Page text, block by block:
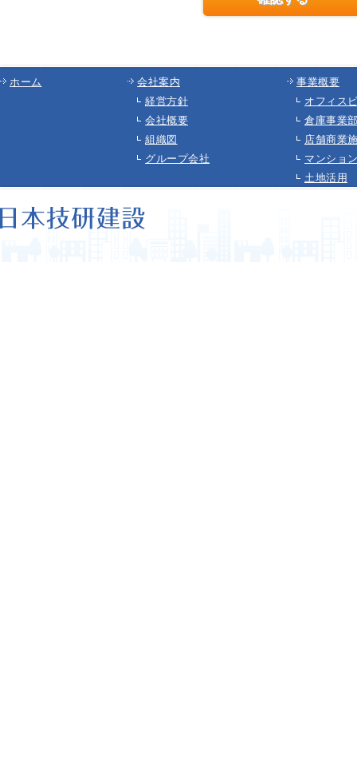
ホーム
会社案内
経営方針
会社概要
組織図
グループ会社
事業概要
オフィス
倉庫事業
店舗商業
マンショ
土地活用